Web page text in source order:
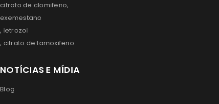
citrato de clomifeno,
exemestano
, letrozol
, citrato de tamoxifeno
NOTÍCIAS E MÍDIA
Blog